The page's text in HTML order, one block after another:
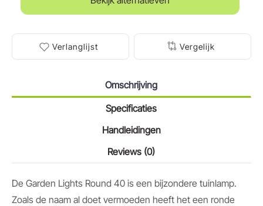
Verlanglijst Vergelijk
Omschrijving
Specificaties
Handleidingen
Reviews (0)
De Garden Lights Round 40 is een bijzondere tuinlamp.
Zoals de naam al doet vermoeden heeft het een ronde